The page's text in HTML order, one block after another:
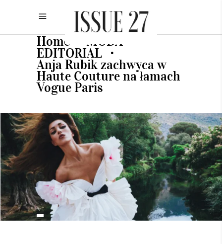
Home MODA
EDITORIAL •
Anja Rubik zachwyca w
Haute Couture na łamach
Vogue Paris